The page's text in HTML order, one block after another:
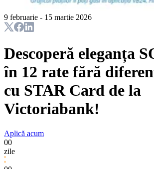
9 februarie - 15 martie 2026
Descoperă eleganța
în 12 rate fără
cu STAR Card de la
Victoriabank!
Aplică acum
00
zile